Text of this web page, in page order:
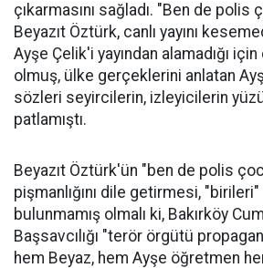
çıkarmasını sağladı. "Ben de
Beyazıt Öztürk, canlı yayını
Ayşe Çelik'i yayından alamadığı
olmuş, ülke gerçeklerini anlatan
sözleri seyircilerin, izleyicilerin
patlamıştı.
Beyazıt Öztürk'ün "ben de polis
pişmanlığını dile getirmesi,
bulunmamış olmalı ki, Bakırköy
Başsavcılığı "terör örgütü
hem Beyaz, hem Ayşe öğretmen